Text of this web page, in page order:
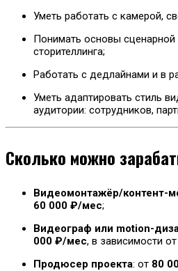
Уметь работать с камерой,
Понимать основы сценарной
сторителлинга;
Работать с дедлайнами и в
Уметь адаптировать стиль
аудитории: сотрудников,
Сколько можно
Видеомонтажёр/контент-
60 000 ₽/мес;
Видеограф или motion-
000 ₽/мес, в зависимости
Продюсер проекта: от 80